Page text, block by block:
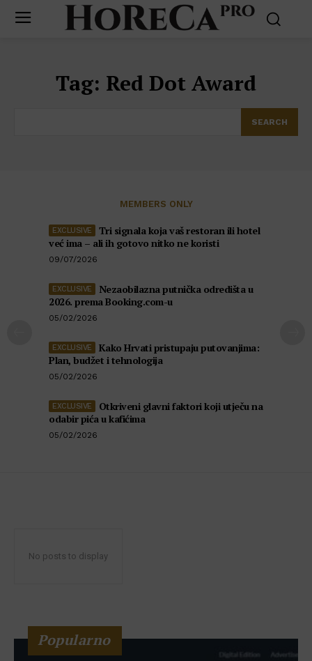
Tag: Red Dot Award
SEARCH
MEMBERS ONLY
Tri signala koja vaš restoran ili hotel
već ima – ali ih gotovo nitko ne koristi
09/07/2026
Nezaobilazna putnička odredišta u
2026. prema Booking.com-u
05/02/2026
Kako Hrvati pristupaju putovanjima:
Plan, budžet i tehnologija
05/02/2026
Otkriveni glavni faktori koji utječu na
odabir pića u kafićima
05/02/2026
No posts to display
Popularno